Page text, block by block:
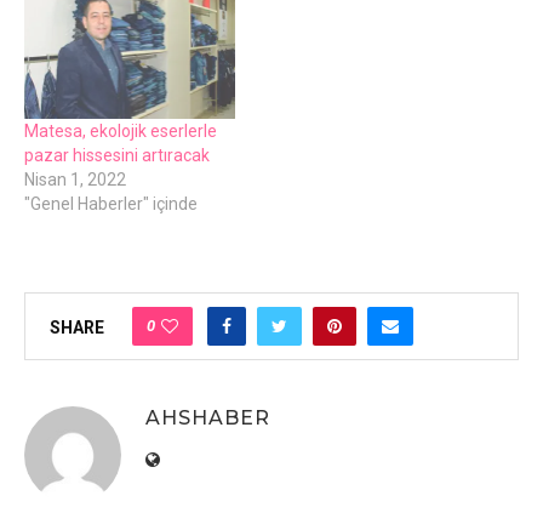
Matesa, ekolojik eserlerle
pazar hissesini artıracak
Nisan 1, 2022
"Genel Haberler" içinde
SHARE 0
AHSHABER